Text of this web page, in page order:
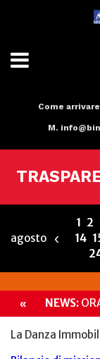
Come arrivare
M.
agosto ‹
1 2
14
« NEWS:
La Danza